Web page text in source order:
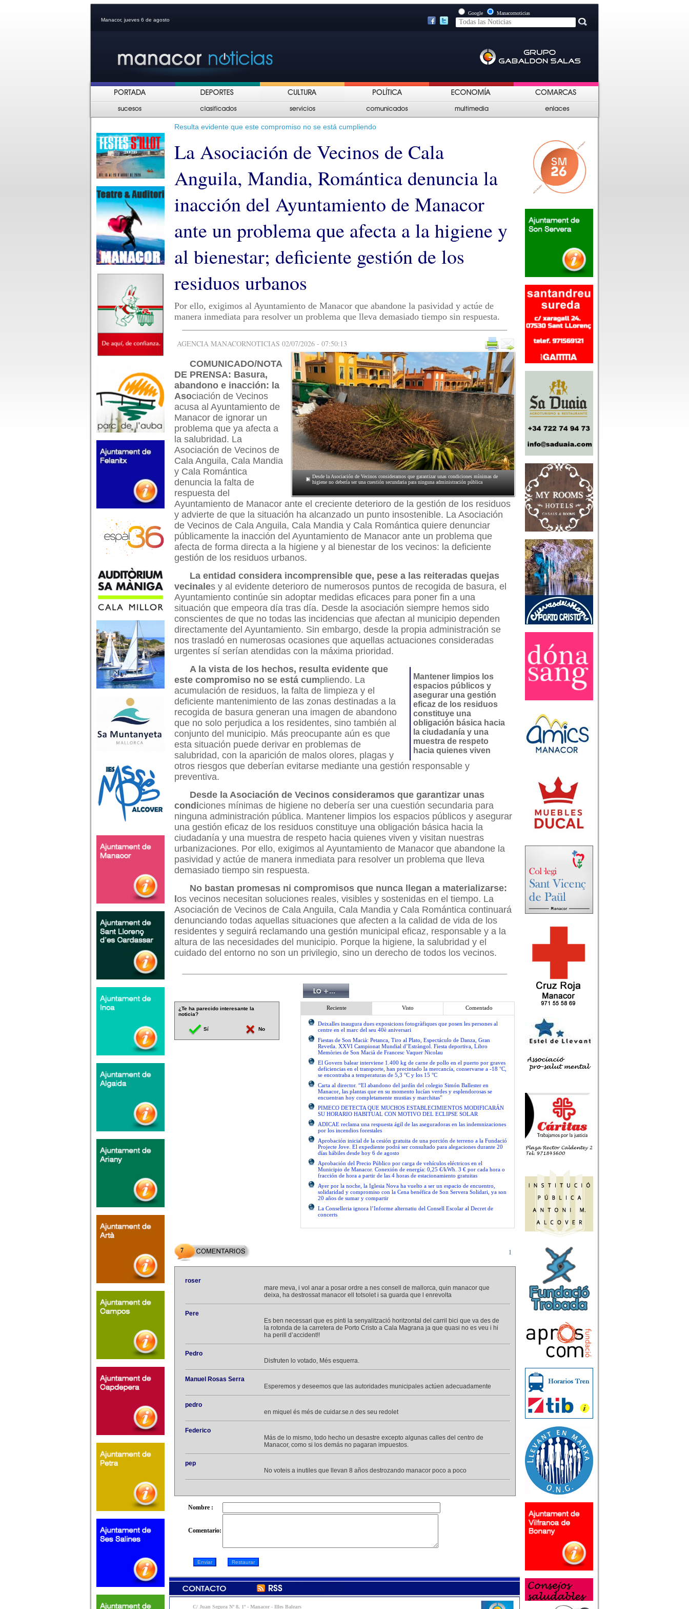
Manacor, jueves 6 de agosto
Google Manacornoticias
Resulta evidente que este compromiso no se está cumpliendo
La Asociación de Vecinos de Cala
Anguila, Mandia, Romántica denuncia la
inacción del Ayuntamiento de Manacor
ante un problema que afecta a la higiene y
al bienestar; deficiente gestión de los
residuos urbanos
Por ello, exigimos al Ayuntamiento de Manacor que abandone la pasividad y actúe de
manera inmediata para resolver un problema que lleva demasiado tiempo sin respuesta.
AGENCIA MANACORNOTICIAS 02/07/2026 - 07:50:13
Desde la Asociación de Vecinos consideramos que garantizar unas condiciones mínimas de
higiene no debería ser una cuestión secundaria para ninguna administración pública
COMUNICADO/NOTA
DE PRENSA: Basura,
abandono e inacción: la
Asociación de Vecinos
acusa al Ayuntamiento de
Manacor de ignorar un
problema que ya afecta a
la salubridad. La
Asociación de Vecinos de
Cala Anguila, Cala Mandia
y Cala Romántica
denuncia la falta de
respuesta del
Ayuntamiento de Manacor ante el creciente deterioro de la gestión de los residuos
y advierte de que la situación ha alcanzado un punto insostenible. La Asociación
de Vecinos de Cala Anguila, Cala Mandia y Cala Romántica quiere denunciar
públicamente la inacción del Ayuntamiento de Manacor ante un problema que
afecta de forma directa a la higiene y al bienestar de los vecinos: la deficiente
gestión de los residuos urbanos.
La entidad considera incomprensible que, pese a las reiteradas quejas
vecinales y al evidente deterioro de numerosos puntos de recogida de basura, el
Ayuntamiento continúe sin adoptar medidas eficaces para poner fin a una
situación que empeora día tras día. Desde la asociación siempre hemos sido
conscientes de que no todas las incidencias que afectan al municipio dependen
directamente del Ayuntamiento. Sin embargo, desde la propia administración se
nos trasladó en numerosas ocasiones que aquellas actuaciones consideradas
urgentes sí serían atendidas con la máxima prioridad.
Mantener limpios los
espacios públicos y
asegurar una gestión
eficaz de los residuos
constituye una
obligación básica hacia
la ciudadanía y una
muestra de respeto
hacia quienes viven
A la vista de los hechos, resulta evidente que
este compromiso no se está cumpliendo. La
acumulación de residuos, la falta de limpieza y el
deficiente mantenimiento de las zonas destinadas a la
recogida de basura generan una imagen de abandono
que no solo perjudica a los residentes, sino también al
conjunto del municipio. Más preocupante aún es que
esta situación puede derivar en problemas de
salubridad, con la aparición de malos olores, plagas y
otros riesgos que deberían evitarse mediante una gestión responsable y
preventiva.
Desde la Asociación de Vecinos consideramos que garantizar unas
condiciones mínimas de higiene no debería ser una cuestión secundaria para
ninguna administración pública. Mantener limpios los espacios públicos y asegurar
una gestión eficaz de los residuos constituye una obligación básica hacia la
ciudadanía y una muestra de respeto hacia quienes viven y visitan nuestras
urbanizaciones. Por ello, exigimos al Ayuntamiento de Manacor que abandone la
pasividad y actúe de manera inmediata para resolver un problema que lleva
demasiado tiempo sin respuesta.
No bastan promesas ni compromisos que nunca llegan a materializarse:
os vecinos necesitan soluciones reales, visibles y sostenidas en el tiempo. La
Asociación de Vecinos de Cala Anguila, Cala Mandia y Cala Romántica continuará
denunciando todas aquellas situaciones que afecten a la calidad de vida de los
residentes y seguirá reclamando una gestión municipal eficaz, responsable y a la
altura de las necesidades del municipio. Porque la higiene, la salubridad y el
cuidado del entorno no son un privilegio, sino un derecho de todos los vecinos.
¿Te ha parecido interesante la
noticia?
Sí No
Reciente Visto Comentado
Deixalles inaugura dues exposicions fotogràfiques que posen les persones al
centre en el marc del seu 40è aniversari
Fiestas de Son Macià: Petanca, Tiro al Plato, Espectáculo de Danza, Gran
Revetla. XXVI Campionat Mundial d’Estràngol. Fiesta deportiva, Libro
Memòries de Son Macià de Francesc Vaquer Nicolau
El Govern balear interviene 1.400 kg de carne de pollo en el puerto por graves
deficiencias en el transporte, han precintado la mercancía, conservarse a -18 °C,
se encontraba a temperaturas de 5,3 °C y los 15 °C
Carta al director. “El abandono del jardín del colegio Simón Ballester en
Manacor, las plantas que en su momento lucían verdes y esplendorosas se
encuentran hoy completamente mustias y marchitas”
PIMECO DETECTA QUE MUCHOS ESTABLECIMIENTOS MODIFICARÁN
SU HORARIO HABITUAL CON MOTIVO DEL ECLIPSE SOLAR
ADICAE reclama una respuesta ágil de las aseguradoras en las indemnizaciones
por los incendios forestales
Aprobación inicial de la cesión gratuita de una porción de terreno a la Fundació
Projecte Jove. El expediente podrá ser consultado para alegaciones durante 20
días hábiles desde hoy 6 de agosto
Aprobación del Precio Público por carga de vehículos eléctricos en el
Municipio de Manacor. Conexión de energía: 0,25 €/kWh. 3 € por cada hora o
fracción de hora a partir de las 4 horas de estacionamiento gratuitas
Ayer por la noche, la Iglesia Nova ha vuelto a ser un espacio de encuentro,
solidaridad y compromiso con la Cena benéfica de Son Servera Solidari, ya son
20 años de sumar y compartir
La Conselleria ignora l’Informe alternatiu del Consell Escolar al Decret de
concerts
7 1
roser
mare meva, i vol anar a posar ordre a nes consell de mallorca, quin manacor que
deixa, ha destrossat manacor ell totsolet i sa guarda que l enrevolta
Pere
Es ben necessari que es pinti la senyalització horitzontal del carril bici que va des de
la rotonda de la carretera de Porto Cristo a Cala Magrana ja que quasi no es veu i hi
ha perill d’accident!!
Pedro
Disfruten lo votado, Més esquerra.
Manuel Rosas Serra
Esperemos y deseemos que las autoridades municipales actúen adecuadamente
pedro
en miquel és més de cuidar.se.n des seu redolet
Federico
Más de lo mismo, todo hecho un desastre excepto algunas calles del centro de
Manacor, como si los demás no pagaran impuestos.
pep
No voteis a inutiles que llevan 8 años destrozando manacor poco a poco
Nombre :
Comentario:
C/ Juan Segura Nº 8, 1º - Manacor - Illes Balears